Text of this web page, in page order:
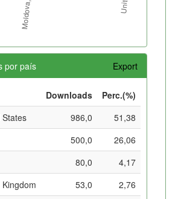
por país Export
Downloads
Perc.(%)
States
986,0
51,38
500,0
26,06
80,0
4,17
53,0
2,76